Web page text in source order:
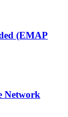
(EMAP
Network